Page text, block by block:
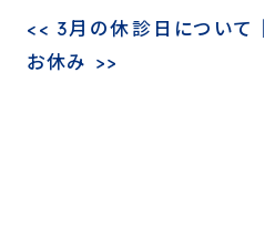
<< 3月の休診日について ｜
お休み >>